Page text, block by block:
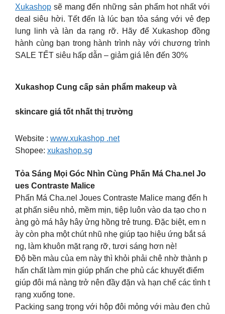
Xukashop sẽ mang đến những sản phẩm hot nhất với
deal siêu hời. Tết đến là lúc bạn tỏa sáng với vẻ đẹp
lung linh và làn da rạng rỡ. Hãy để Xukashop đồng
hành cùng bạn trong hành trình này với chương trình
SALE TẾT siêu hấp dẫn – giảm giá lên đến 30%
Xukashop Cung cấp sản phẩm makeup và
skincare giá tốt nhất thị trường
Website : www.xukashop .net
Shopee: xukashop.sg
Tỏa Sáng Mọi Góc Nhìn Cùng Phấn Má Cha.nel Jo
ues Contraste Malice
Phấn Má Cha.nel Joues Contraste Malice mang đến h
ạt phấn siêu nhỏ, mềm mịn, tiệp luôn vào da tạo cho n
àng gò má hây hây ửng hồng trẻ trung. Đặc biệt, em n
ày còn pha một chút nhũ nhẹ giúp tạo hiệu ứng bắt sá
ng, làm khuôn mặt rạng rỡ, tươi sáng hơn nè!
Độ bền màu của em này thì khỏi phải chê nhờ thành p
hấn chất làm mịn giúp phấn che phủ các khuyết điểm
giúp đôi má nàng trở nên đầy đặn và hạn chế các tình t
rạng xuống tone.
Packing sang trọng với hộp đôi mỏng với màu đen chủ